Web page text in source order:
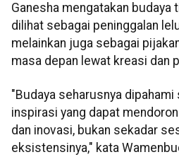
Ganesha mengatakan budaya
dilihat sebagai peninggalan
melainkan juga sebagai
masa depan lewat kreasi dan
"Budaya seharusnya
inspirasi yang dapat
dan inovasi, bukan sekadar
eksistensinya," kata